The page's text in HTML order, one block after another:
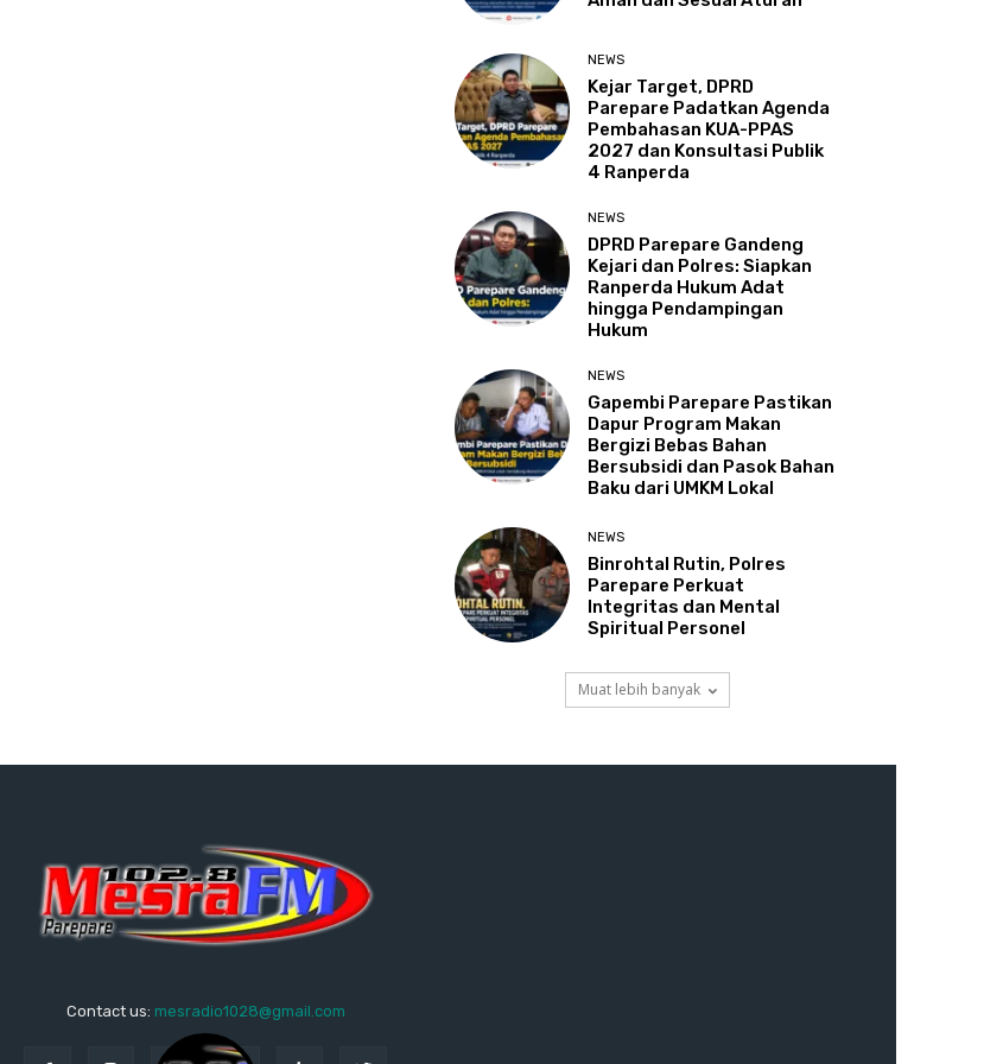
NEWS
Kejar Target, DPRD
Parepare Padatkan Agenda
Pembahasan KUA-PPAS
2027 dan Konsultasi Publik
4 Ranperda
NEWS
DPRD Parepare Gandeng
Kejari dan Polres: Siapkan
Ranperda Hukum Adat
hingga Pendampingan
Hukum
NEWS
Gapembi Parepare Pastikan
Dapur Program Makan
Bergizi Bebas Bahan
Bersubsidi dan Pasok Bahan
Baku dari UMKM Lokal
NEWS
Binrohtal Rutin, Polres
Parepare Perkuat
Integritas dan Mental
Spiritual Personel
Muat lebih banyak
Contact us: mesradio1028@gmail.com